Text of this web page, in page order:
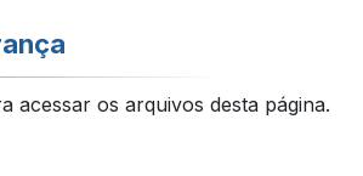
acessar os arquivos desta página.